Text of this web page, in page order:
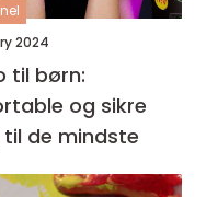
2024
til børn:
og sikre
de mindste